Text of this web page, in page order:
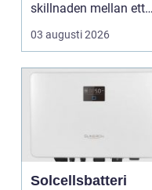
skillnaden mellan ett
rum som bara fungerar
och et...
03 augusti 2026
Solcellsbatteri